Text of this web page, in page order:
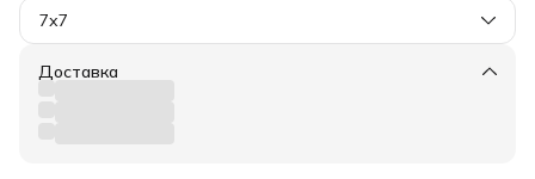
7х7
Доставка